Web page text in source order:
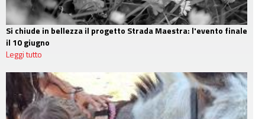
Si chiude in bellezza il progetto Strada Maestra: l'evento finale
il 10 giugno
Leggi tutto